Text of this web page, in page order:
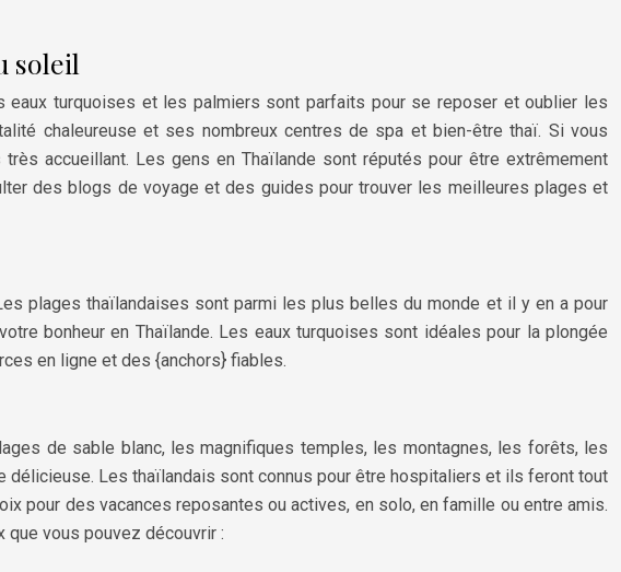
soleil
turquoises et les palmiers sont parfaits pour se reposer et oublier les
chaleureuse et ses nombreux centres de spa et bien-être thaï. Si vous
accueillant. Les gens en Thaïlande sont réputés pour être extrêmement
des blogs de voyage et des guides pour trouver les meilleures plages et
plages thaïlandaises sont parmi les plus belles du monde et il y en a pour
bonheur en Thaïlande. Les eaux turquoises sont idéales pour la plongée
en ligne et des {anchors} fiables.
de sable blanc, les magnifiques temples, les montagnes, les forêts, les
Les thaïlandais sont connus pour être hospitaliers et ils feront tout
pour des vacances reposantes ou actives, en solo, en famille ou entre amis.
vous pouvez découvrir :